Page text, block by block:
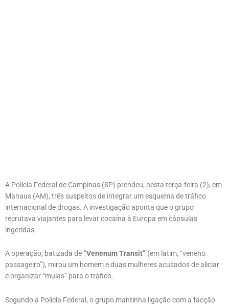
A Polícia Federal de Campinas (SP) prendeu, nesta terça-feira (2), em
Manaus (AM), três suspeitos de integrar um esquema de tráfico
internacional de drogas. A investigação aponta que o grupo
recrutava viajantes para levar cocaína à Europa em cápsulas
ingeridas.
A operação, batizada de“Venenum Transit” (em latim, “veneno
passageiro”), mirou um homem e duas mulheres acusados de aliciar
e organizar “mulas” para o tráfico.
Segundo a Polícia Federal, o grupo mantinha ligação com a facção